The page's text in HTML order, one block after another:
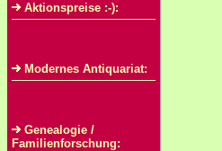
Aktionspreise :-):
Modernes Antiquariat:
Genealogie /
Familienforschung: